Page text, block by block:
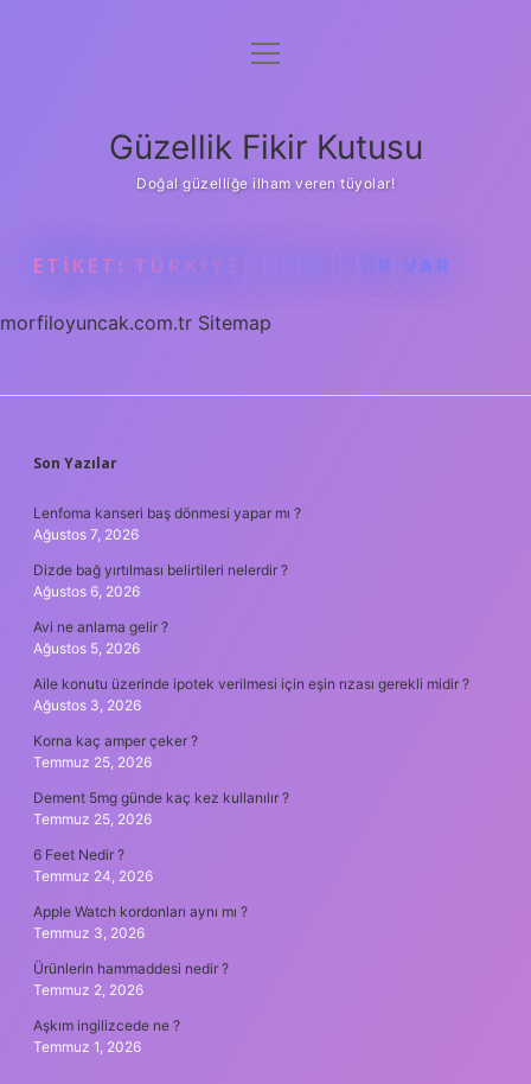
Anasayfa
Yasal Uyarı
menüyü
Güzellik Fikir Kutusu
Doğal güzelliğe ilham veren tüyolar!
ETIKET: TÜRKIYEDE KAÇ TÜR VAR
morfiloyuncak.com.tr Sitemap
SIDEBAR
Son Yazılar
Lenfoma kanseri baş dönmesi yapar mı ?
Ağustos 7, 2026
Dizde bağ yırtılması belirtileri nelerdir ?
Ağustos 6, 2026
Avi ne anlama gelir ?
Ağustos 5, 2026
Aile konutu üzerinde ipotek verilmesi için eşin rızası gerekli midir ?
Ağustos 3, 2026
Korna kaç amper çeker ?
Temmuz 25, 2026
Dement 5mg günde kaç kez kullanılır ?
Temmuz 25, 2026
6 Feet Nedir ?
Temmuz 24, 2026
Apple Watch kordonları aynı mı ?
Temmuz 3, 2026
Ürünlerin hammaddesi nedir ?
Temmuz 2, 2026
Aşkım ingilizcede ne ?
Temmuz 1, 2026